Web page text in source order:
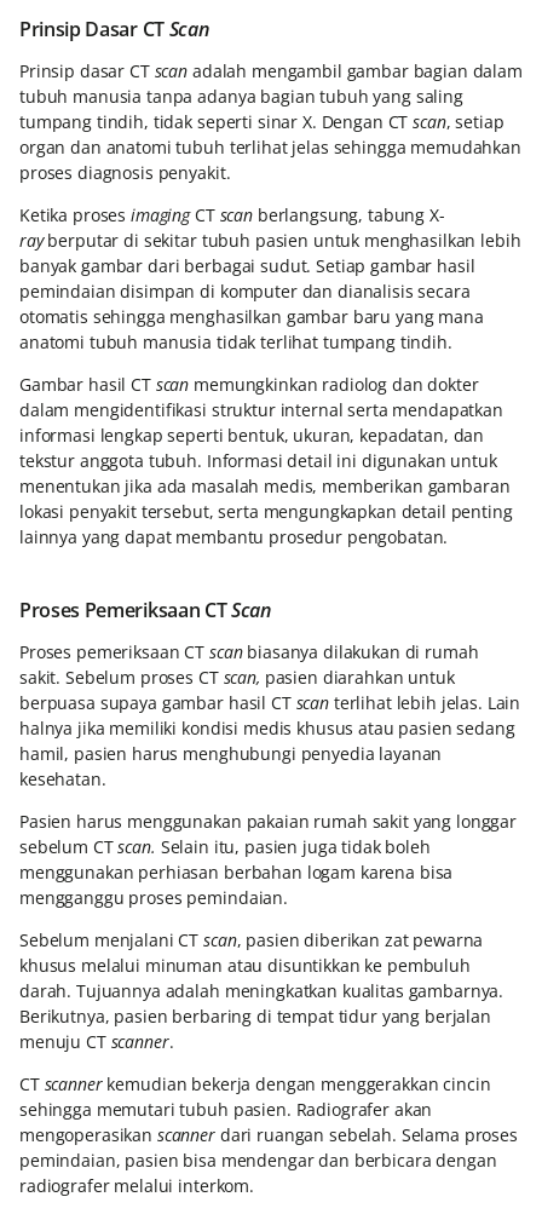
Prinsip Dasar CTScan
Prinsip dasar CT scan adalah mengambil gambar bagian dalam
tubuh manusia tanpa adanya bagian tubuh yang saling
tumpang tindih, tidak seperti sinar X. Dengan CTscan, setiap
organ dan anatomi tubuh terlihat jelas sehingga memudahkan
proses diagnosis penyakit.
Ketika prosesimagingCT scan berlangsung, tabung X-
rayberputar di sekitar tubuh pasien untuk menghasilkan lebih
banyak gambar dari berbagai sudut. Setiap gambar hasil
pemindaian disimpan di komputer dan dianalisis secara
otomatis sehingga menghasilkan gambar baru yang mana
anatomi tubuh manusia tidak terlihat tumpang tindih.
Gambar hasil CT scan memungkinkan radiolog dan dokter
dalam mengidentifikasi struktur internal serta mendapatkan
informasi lengkap seperti bentuk, ukuran, kepadatan, dan
tekstur anggota tubuh. Informasi detail ini digunakan untuk
menentukan jika ada masalah medis, memberikan gambaran
lokasi penyakit tersebut, serta mengungkapkan detail penting
lainnya yang dapat membantu prosedur pengobatan.
Proses Pemeriksaan CTScan
Proses pemeriksaan CT scan biasanya dilakukan di rumah
sakit. Sebelum proses CT scan, pasien diarahkan untuk
berpuasa supaya gambar hasil CT scan terlihat lebih jelas. Lain
halnya jika memiliki kondisi medis khusus atau pasien sedang
hamil, pasien harus menghubungi penyedia layanan
kesehatan.
Pasien harus menggunakan pakaian rumah sakit yang longgar
sebelum CTscan. Selain itu, pasien juga tidak boleh
menggunakan perhiasan berbahan logam karena bisa
mengganggu proses pemindaian.
Sebelum menjalani CTscan, pasien diberikan zat pewarna
khusus melalui minuman atau disuntikkan ke pembuluh
darah. Tujuannya adalah meningkatkan kualitas gambarnya.
Berikutnya, pasien berbaring di tempat tidur yang berjalan
menuju CT scanner.
CT scanner kemudian bekerja dengan menggerakkan cincin
sehingga memutari tubuh pasien. Radiografer akan
mengoperasikan scannerdari ruangan sebelah. Selama proses
pemindaian, pasien bisa mendengar dan berbicara dengan
radiografer melalui interkom.